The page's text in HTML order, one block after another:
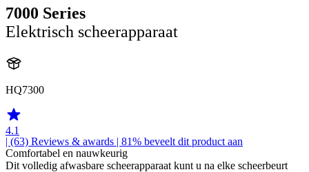
7000 Series
Elektrisch scheerapparaat
HQ7300
4.1
| (63) Reviews & awards | 81% beveelt dit product aan
Comfortabel en nauwkeurig
Dit volledig afwasbare scheerapparaat kunt u na elke scheerbeurt